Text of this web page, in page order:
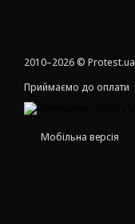
2010–2026 © Protest.ua
Приймаємо до оплати
Мобільна версія